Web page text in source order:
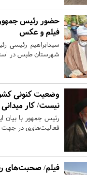
حضور رئیس
فیلم و عکس
سیدابراهیم رئیسی
شهرستان طبس در
‌وضعیت کنونی
نیست/ کار
رئیس جمهور با بیان
فعالیت‌های‌ی ‌در جهت
فیلم/ صحبت‌های